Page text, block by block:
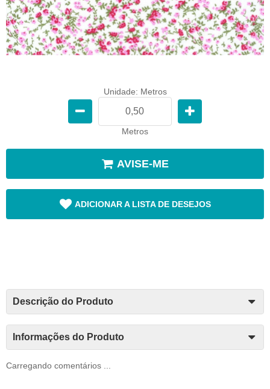
Unidade: Metros
Metros
AVISE-ME
ADICIONAR A LISTA DE DESEJOS
Descrição do Produto
Informações do Produto
Carregando comentários ...